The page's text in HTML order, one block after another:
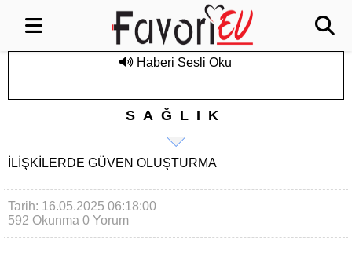
Haberi Sesli Oku
SAĞLIK
İLIŞKILERDE GÜVEN OLUŞTURMA
Tarih: 16.05.2025 06:18:00
592 Okunma 0 Yorum